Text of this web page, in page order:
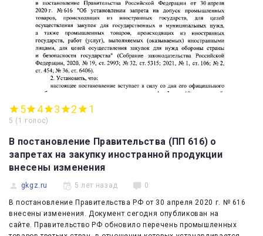
5 4 3 2 1
5 ( 1 голос)
В постановление Правительства (ПП 616) о
запретах на закупку иностранной продукции
внесены изменения
gkgz.ru 5 лет назад 0
В постановление Правительства РФ от 30 апреля 2020 г. № 616
внесены изменения. Документ сегодня опубликован на
сайте. Правительство РФ обновило перечень промышленных